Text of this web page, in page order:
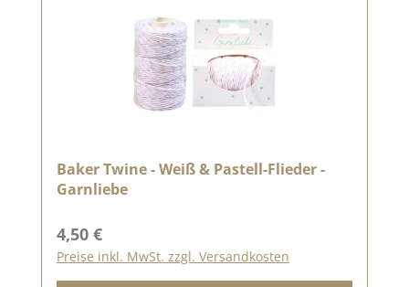
Baker Twine - Weiß & Pastell-Flieder -
Garnliebe
Regulärer Preis:
4,50 €
Preise inkl. MwSt. zzgl. Versandkosten